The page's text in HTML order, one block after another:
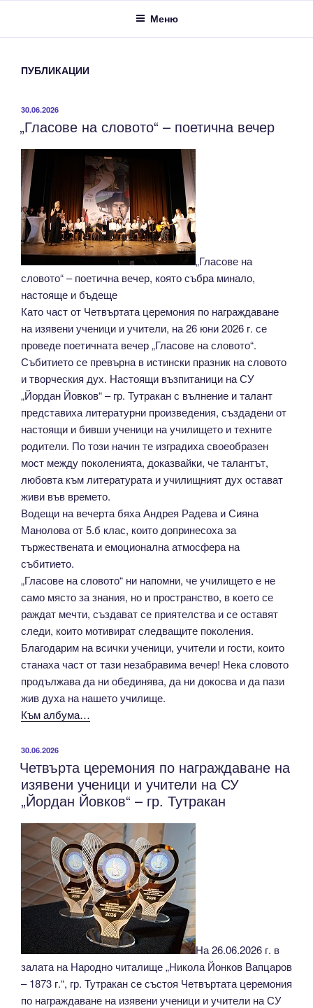
Меню
ПУБЛИКАЦИИ
ПУБЛИКУВАНО
НА
30.06.2026
„Гласове на словото“ – поетична вечер
„Гласове на
словото“ – поетична вечер, която събра минало,
настояще и бъдеще
Като част от Четвъртата церемония по награждаване
на изявени ученици и учители, на 26 юни 2026 г. се
проведе поетичната вечер „Гласове на словото“.
Събитието се превърна в истински празник на словото
и творческия дух. Настоящи възпитаници на СУ
„Йордан Йовков“ – гр. Тутракан с вълнение и талант
представиха литературни произведения, създадени от
настоящи и бивши ученици на училището и техните
родители. По този начин те изградиха своеобразен
мост между поколенията, доказвайки, че талантът,
любовта към литературата и училищният дух остават
живи във времето.
Водещи на вечерта бяха Андрея Радева и Сияна
Манолова от 5.б клас, които допринесоха за
тържествената и емоционална атмосфера на
събитието.
„Гласове на словото“ ни напомни, че училището е не
само място за знания, но и пространство, в което се
раждат мечти, създават се приятелства и се оставят
следи, които мотивират следващите поколения.
Благодарим на всички ученици, учители и гости, които
станаха част от тази незабравима вечер! Нека словото
продължава да ни обединява, да ни докосва и да пази
жив духа на нашето училище.
Към албума…
ПУБЛИКУВАНО
НА
30.06.2026
Четвърта церемония по награждаване на
изявени ученици и учители на СУ
„Йордан Йовков“ – гр. Тутракан
На 26.06.2026 г. в
залата на Народно читалище „Никола Йонков Вапцаров
– 1873 г.“, гр. Тутракан се състоя Четвъртата церемония
по награждаване на изявени ученици и учители на СУ